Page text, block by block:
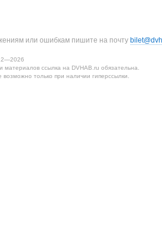
или ошибкам пишите на почту
ссылка на DVHAB.ru обязательна.
только при наличии гиперссылки.